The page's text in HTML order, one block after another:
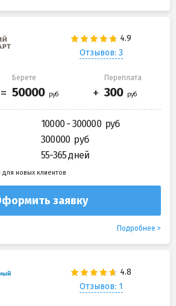
Отзывов: 3
Берете Переплата
10000 - 300000
300000
55-365 дней
для новых клиентов
заявку
Подробнее
Отзывов: 1